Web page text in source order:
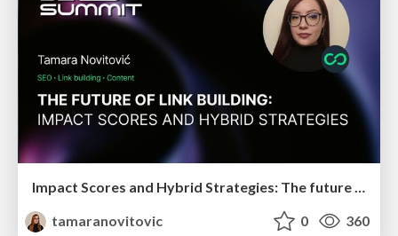
Impact Scores and Hybrid Strategies: The future of link building
tamaranovitovic
0 360